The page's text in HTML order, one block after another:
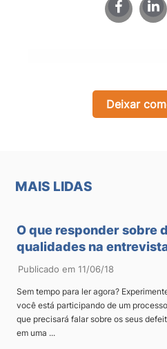
Deixar
MAIS LIDAS
O que responder sobre
qualidades na
Publicado em 11/06/18
Sem tempo para ler agora?
você está participando de um
que precisará falar sobre os seus
em uma ...